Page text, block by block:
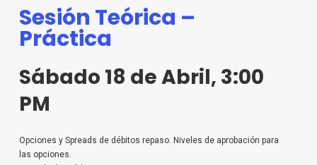
Sesión Teórica –
Práctica
Sábado 18 de Abril, 3:00
PM
Opciones y Spreads de débitos repaso. Niveles de aprobación para
las opciones.